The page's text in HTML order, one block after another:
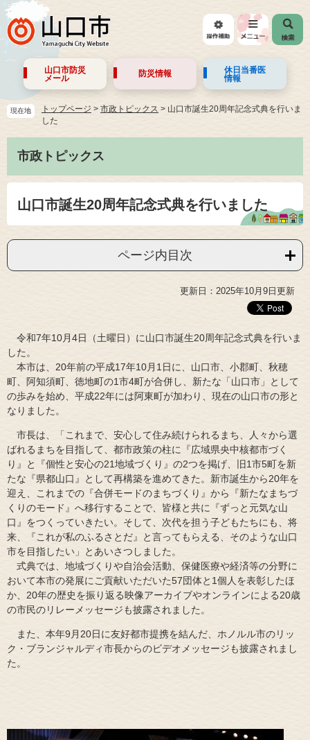
山口市防災
メール
防災情報
休日当番医
情報
現在地 トップページ > 市政トピックス > 山口市誕生20周年記念式典を行いま
した
市政トピックス
山口市誕生20周年記念式典を行いました
ページ内目次
更新日：2025年10月9日更新
令和7年10月4日（土曜日）に山口市誕生20周年記念式典を行いま
した。
本市は、20年前の平成17年10月1日に、山口市、小郡町、秋穂
町、阿知須町、徳地町の1市4町が合併し、新たな「山口市」として
の歩みを始め、平成22年には阿東町が加わり、現在の山口市の形と
なりました。
市長は、「これまで、安心して住み続けられるまち、人々から選
ばれるまちを目指して、都市政策の柱に『広域県央中核都市づく
り』と『個性と安心の21地域づくり』の2つを掲げ、旧1市5町を新
たな『県都山口』として再構築を進めてきた。新市誕生から20年を
迎え、これまでの『合併モードのまちづくり』から『新たなまちづ
くりのモード』へ移行することで、皆様と共に『ずっと元気な山
口』をつくっていきたい。そして、次代を担う子どもたちにも、将
来、『これが私のふるさとだ』と言ってもらえる、そのような山口
市を目指したい」とあいさつしました。
式典では、地域づくりや自治会活動、保健医療や経済等の分野に
おいて本市の発展にご貢献いただいた57団体と1個人を表彰したほ
か、20年の歴史を振り返る映像アーカイブやオンラインによる20歳
の市民のリレーメッセージも披露されました。
また、本年9月20日に友好都市提携を結んだ、ホノルル市のリッ
ク・ブランジャルディ市長からのビデオメッセージも披露されまし
た。